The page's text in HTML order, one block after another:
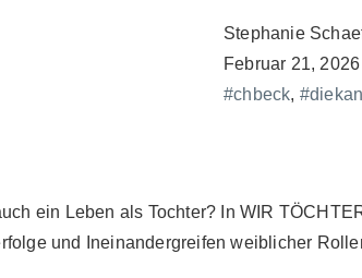
Stephanie
Februar 21, 2026
#chbeck,
ein Leben als Tochter? In WIR
und Ineinandergreifen weiblicher